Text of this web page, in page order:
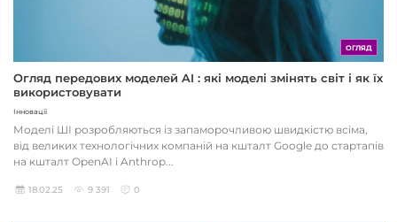
ОГЛЯД
Огляд передових моделей AI : які моделі змінять світ і як їх
використовувати
Інновації
Моделі ШІ розробляються із запаморочливою швидкістю всіма,
від великих технологічних компаній на кшталт Google до стартапів
на кшталт OpenAI і Anthrop...
18.02.25 9 391 0